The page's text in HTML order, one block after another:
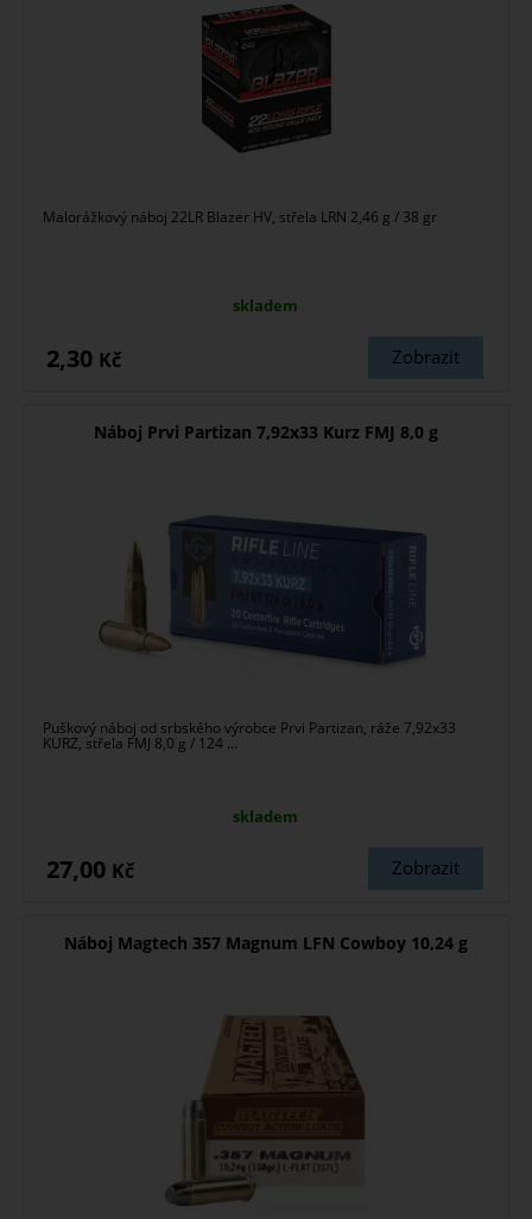
Malorážkový náboj 22LR Blazer HV, střela LRN 2,46 g / 38 gr
skladem
Zobrazit
2,30 Kč
Náboj Prvi Partizan 7,92x33 Kurz FMJ 8,0 g
Puškový náboj od srbského výrobce Prvi Partizan, ráže 7,92x33
KURZ, střela FMJ 8,0 g / 124 ...
skladem
Zobrazit
27,00 Kč
Náboj Magtech 357 Magnum LFN Cowboy 10,24 g